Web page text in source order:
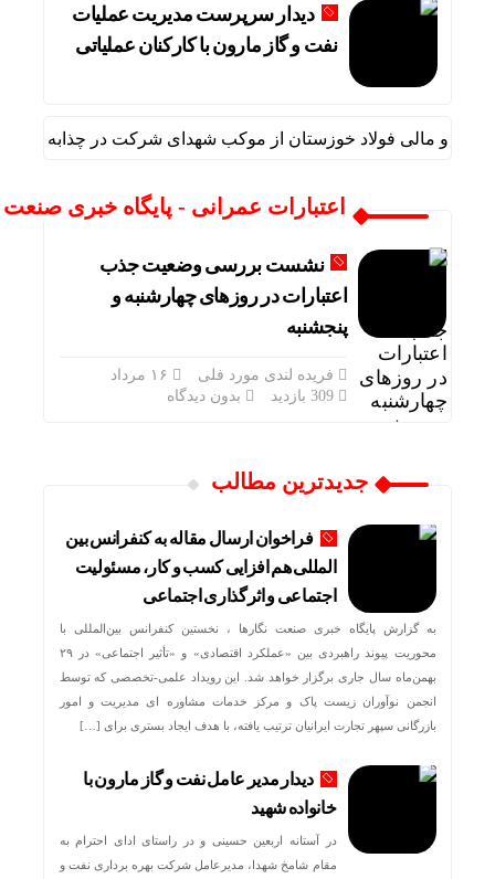
دیدار سرپرست مدیریت عملیات
نفت و گاز مارون با کارکنان عملیاتی
و مالی فولاد خوزستان از موکب شهدای شرکت در چذابه بازدید
اعتبارات عمرانی - پایگاه خبری صنعت
نشست بررسی وضعیت جذب
اعتبارات در روزهای چهارشنبه و
پنجشنبه
فریده لندی مورد فلی
بدون دیدگاه
جدیدترین مطالب
فراخوان ارسال مقاله به کنفرانس بین
المللی هم افزایی کسب و کار، مسئولیت
اجتماعی و اثرگذاری اجتماعی
به گزارش پایگاه خبری صنعت نگارها ، نخستین کنفرانس بین‌المللی با
محوریت پیوند راهبردی بین «عملکرد اقتصادی» و «تأثیر اجتماعی» در ۲۹
بهمن‌ماه سال جاری برگزار خواهد شد. این رویداد علمی-تخصصی که توسط
انجمن نوآوران زیست پاک و مرکز خدمات مشاوره ای مدیریت و امور
بازرگانی سپهر تجارت ایرانیان ترتیب یافته، با هدف ایجاد بستری برای […]
دیدار مدیر عامل نفت و گاز مارون با
خانواده شهید
در آستانه اربعین حسینی و در راستای ادای احترام به
مقام شامخ شهدا، مدیرعامل شرکت بهره برداری نفت و